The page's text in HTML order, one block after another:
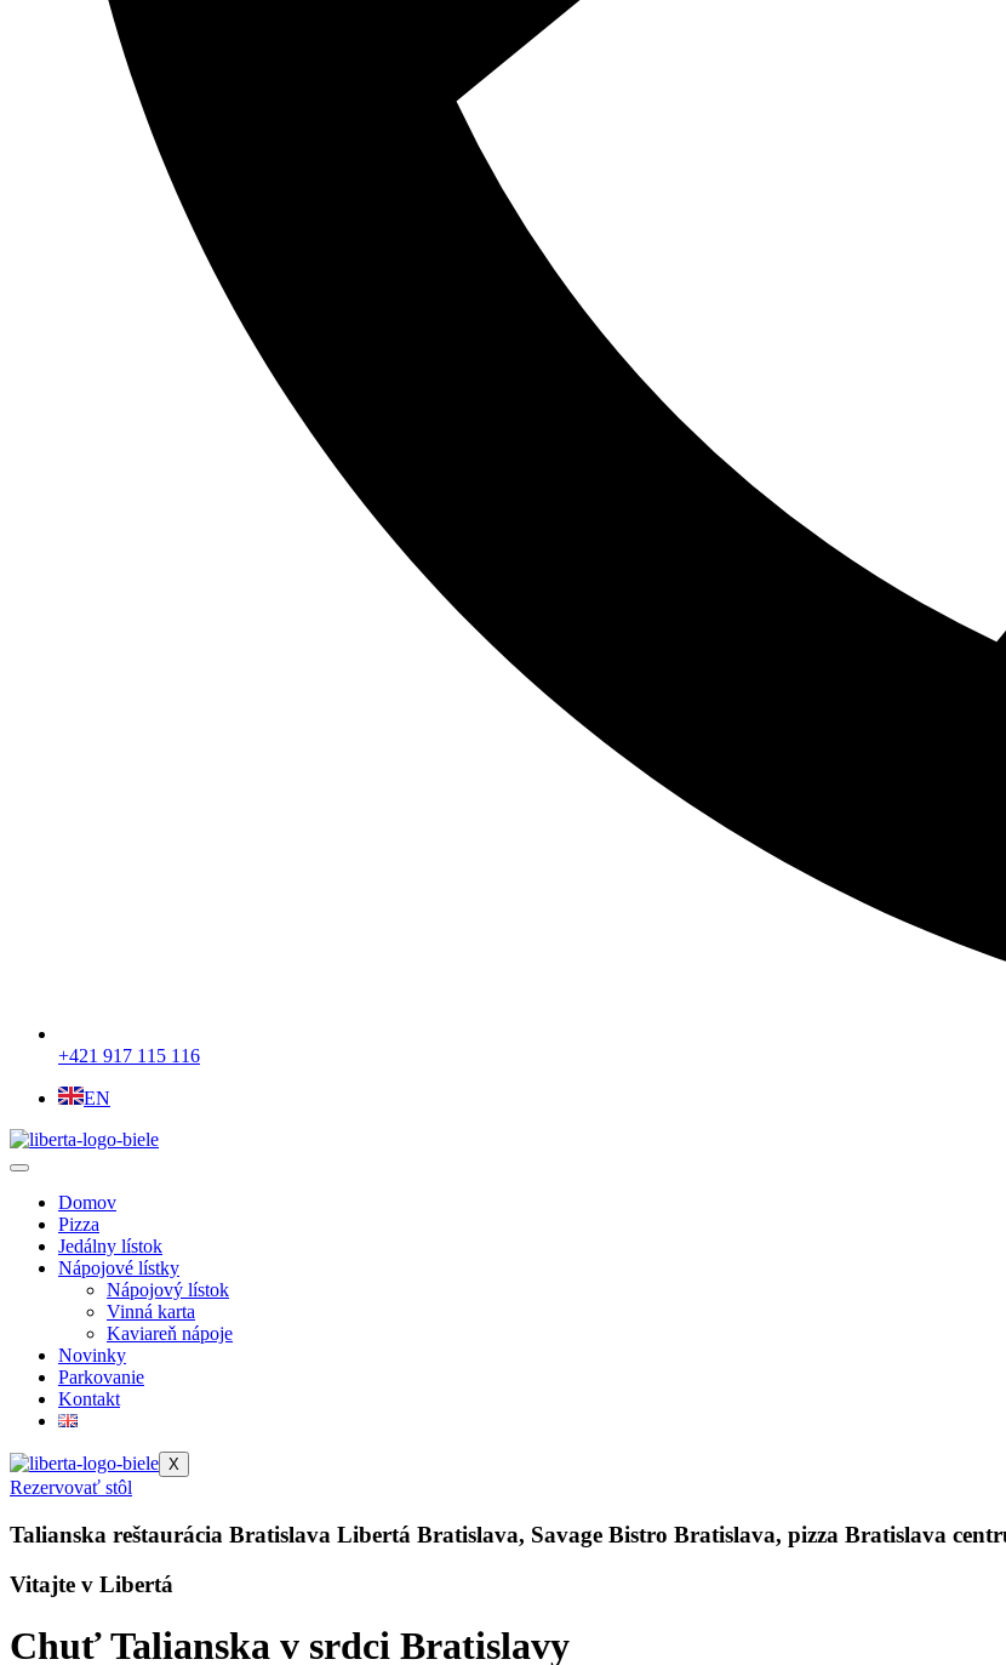
+421 917 115 116
EN
Domov
Pizza
Jedálny lístok
Nápojové lístky
Nápojový lístok
Vinná karta
Kaviareň nápoje
Novinky
Parkovanie
Kontakt
X
Rezervovať stôl
Talianska reštaurácia Bratislava Libertá Bratislava, Savage Bistro Bratislava, pizza Bratislava
Vitajte v Libertá
Chuť Talianska v srdci Bratislavy